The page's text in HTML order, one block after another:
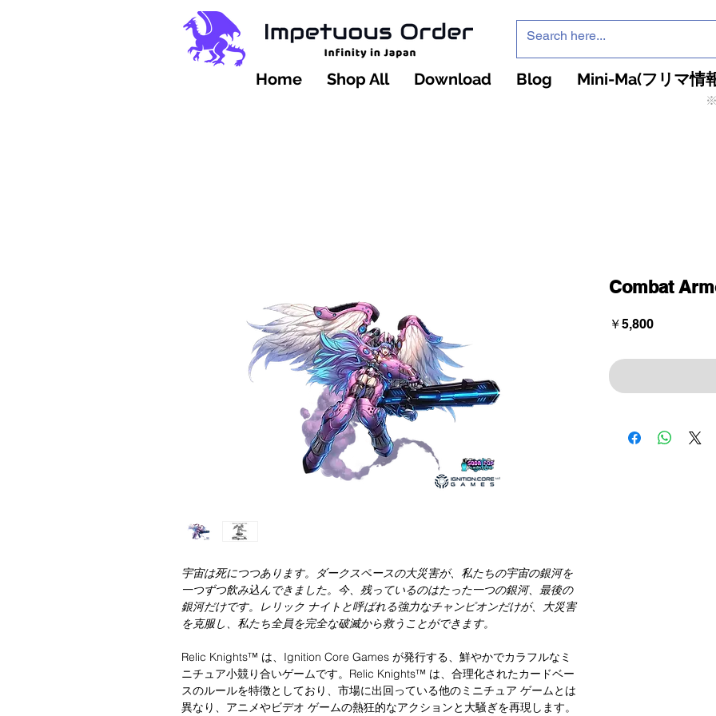
Home Shop All Download Blog Mini-Ma(フリマ情
宇宙は死につつあります。ダークスペースの大災害が、私たちの宇宙の銀河を
一つずつ飲み込んできました。今、残っているのはたった一つの銀河、最後の
銀河だけです。レリック ナイトと呼ばれる強力なチャンピオンだけが、大災害
を克服し、私たち全員を完全な破滅から救うことができます。
Relic Knights™ は、Ignition Core Games が発行する、鮮やかでカラフルなミ
ニチュア小競り合いゲームです。Relic Knights™ は、合理化されたカードベー
スのルールを特徴としており、市場に出回っている他のミニチュア ゲームとは
異なり、アニメやビデオ ゲームの熱狂的なアクションと大騒ぎを再現します。
Combat
￥5,800価